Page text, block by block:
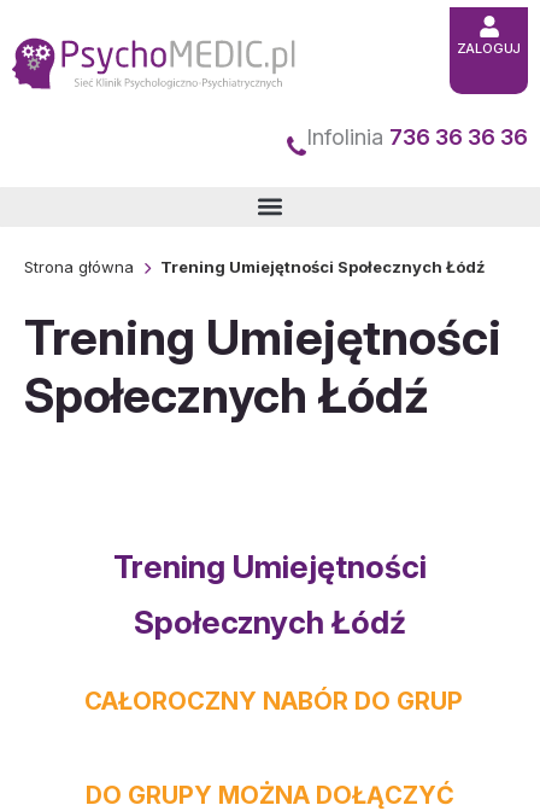
do
treści
Infolinia 736 36 36 36
ZALOGUJ
Strona główna Trening Umiejętności Społecznych Łódź
Trening Umiejętności
Społecznych Łódź
Trening Umiejętności
Społecznych Łódź
CAŁOROCZNY NABÓR DO GRUP
DO GRUPY MOŻNA DOŁĄCZYĆ